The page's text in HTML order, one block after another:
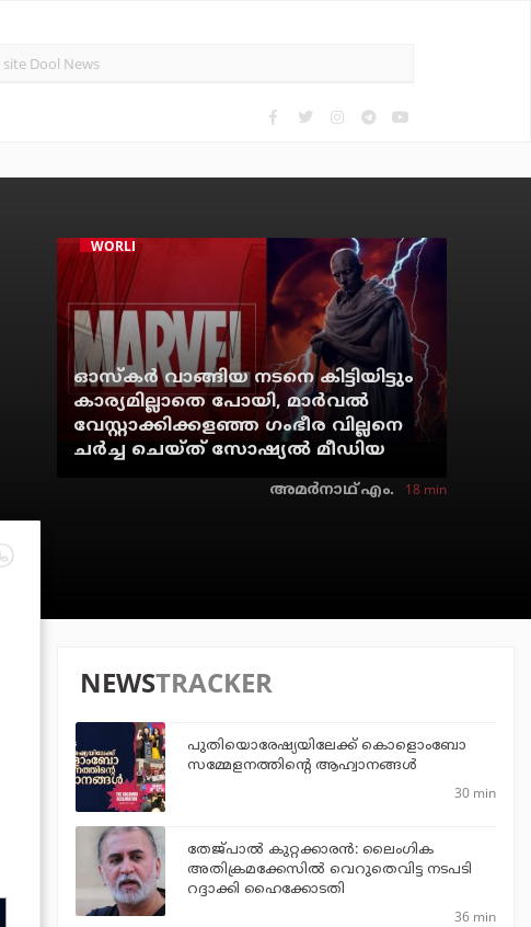
WORLD CINEMA
ഓസ്‌കര്‍ വാങ്ങിയ നടനെ കിട്ടിയിട്ടും
കാര്യമില്ലാതെ പോയി, മാര്‍വല്‍
വേസ്റ്റാക്കിക്കളഞ്ഞ ഗംഭീര വില്ലനെ
ചര്‍ച്ച ചെയ്ത് സോഷ്യല്‍ മീഡിയ
അമര്‍നാഥ് എം. 18 min
NEWSTRACKER
പുതിയൊരേഷ്യയിലേക്ക് കൊളൊംബോ
സമ്മേളനത്തിന്റെ ആഹ്വാനങ്ങള്‍
30 min
തേജ്പാല്‍ കുറ്റക്കാരന്‍: ലൈംഗിക
അതിക്രമക്കേസില്‍ വെറുതെവിട്ട നടപടി
റദ്ദാക്കി ഹൈക്കോടതി
36 min